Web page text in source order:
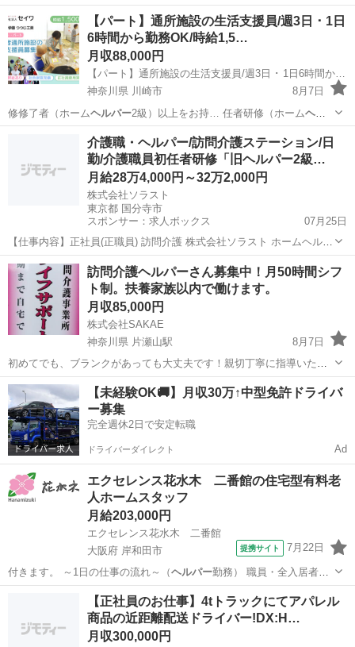
の方は歓迎します…
滋賀 大津市 その他
【パート】通所施設の生活支援員/週3日 ･ 1日
6時間から勤務OK/時給1,5…
月収88,000円
【パート】通所施設の生活支援員/週3日 ･ 1日6時間から勤務OK/時給1,500円以上/賞与年2回/社会福祉法人セイワ 障害者支援施設(通所)つつじ工房
神奈川県 川崎市
8月7日
修修了者（ホームヘルパー2級）以上をお持… 任者研修（ホームヘル
パー2級以上） ・… その他 社会福祉士
介護職・ヘルパー/訪問介護ステーション/日
勤/介護職員初任者研修「旧ヘルパー2級…
月給28万4,000円～32万2,000円
株式会社ソラスト
東京都 国分寺市
スポンサー：求人ボックス
07月25日
【仕事内容】正社員(正職員) 訪問介護 株式会社ソラスト ホームヘルプ
サービスソラスト国分寺の介護職・ヘルパー求人 <東京都/国分寺市>
未経験OK!実働7.5h 賞与昇給制度あり ホームヘルパー募集<日勤・正
社員> 駅から徒歩10...
正社員
訪問介護ヘルパーさん募集中！月50時間シフ
ト制。扶養家族以内で働けます。
月収85,000円
株式会社SAKAE
神奈川県 片瀬山駅
8月7日
初めてでも、ブランクがあっても大丈夫です！親切丁寧に指導いたし
ます。 倫ライフサポートでは、ご利用者様に寄り添い、ゆったりとし
たケア時間でお仕事して頂けるようにプランを組んでいるため、どな
たでも無理無く介護ができるようにを...
神奈川 鎌倉市 片瀬山駅 ホームヘルパー
【未経験OK🚚】月収30万↑中型免許ドライバ
ー募集
完全週休2日で安定転職
ドライバーダイレクト Ad
エクセレンス花水木 二番館の住宅型有料老
人ホームスタッフ
月給203,000円
エクセレンス花水木 二番館
大阪府 岸和田市
提携サイト 7月22日
付きます。 ～1日の仕事の流れ～（ヘルパー勤務） 職員・全入居者様
への挨拶 …岸和田市 ホームヘルパー
【正社員のお仕事】4tトラックにてアパレル
商品の近距離配送ドライバー!DX:H…
月収300,000円